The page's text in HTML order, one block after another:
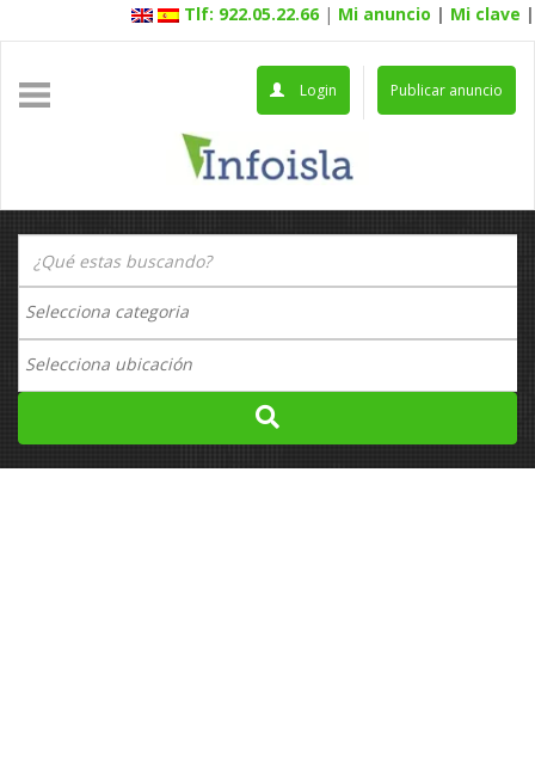
Tlf: 922.05.22.66 | Mi anuncio | Mi clave |
Publicar anuncio
Login